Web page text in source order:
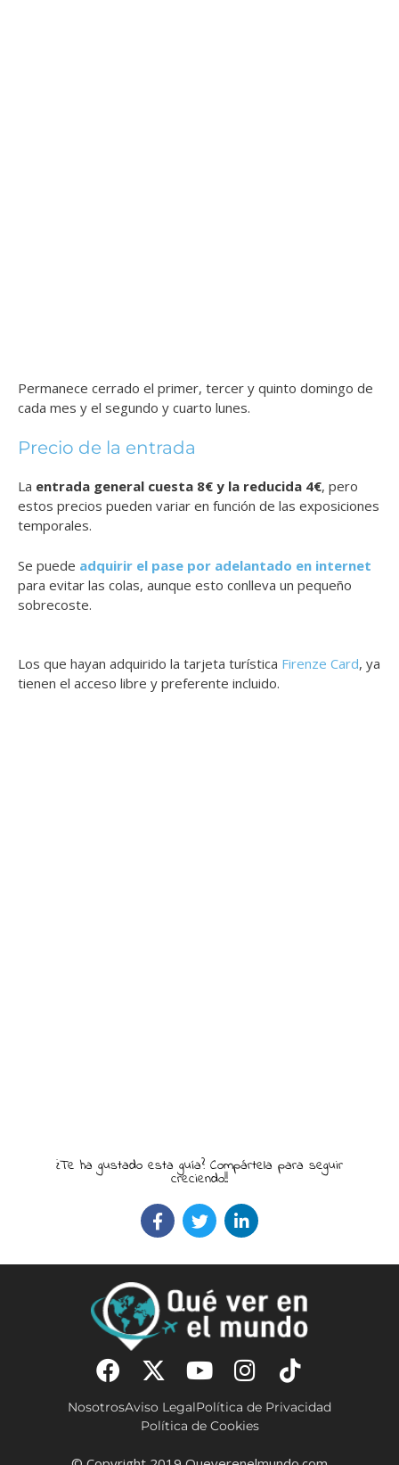
Permanece cerrado el primer, tercer y quinto domingo de
cada mes y el segundo y cuarto lunes.
Precio de la entrada
La entrada general cuesta 8€ y la reducida 4€, pero
estos precios pueden variar en función de las exposiciones
temporales.
Se puede adquirir el pase por adelantado en internet
para evitar las colas, aunque esto conlleva un pequeño
sobrecoste.
Los que hayan adquirido la tarjeta turística Firenze Card, ya
tienen el acceso libre y preferente incluido.
¿Te ha gustado esta guía? Compártela para seguir
creciendo!!
NosotrosAviso LegalPolítica de Privacidad
Política de Cookies